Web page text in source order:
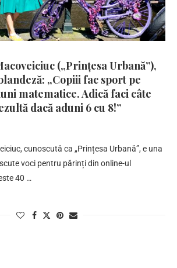
(„Prințesa Urbană”),
„Copiii fac sport pe
matematice. Adică faci câte
dacă aduni 6 cu 8!”
cunoscută ca „Prințesa Urbană”, e una
voci pentru părinți din online-ul
40 …